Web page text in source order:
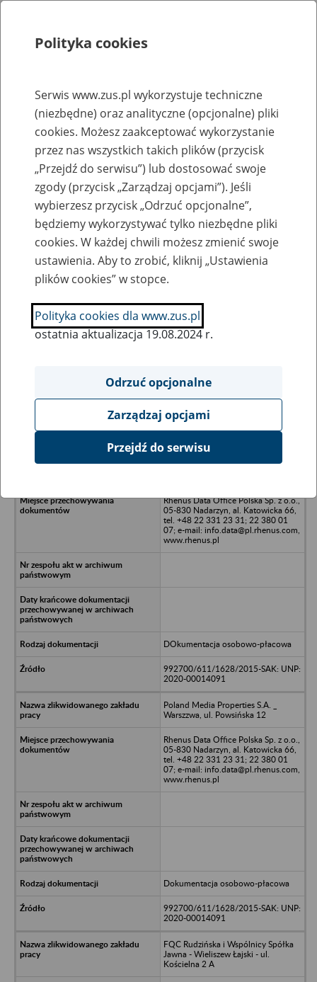
Rejestry, ewidencje i archiwa
Baza zlikwidowanych lub
przekształconych zakładów pracy
Nazwa zakładu pracy:
SZUKAJ
Ukryj wszystkie pozycje bazy
Monitex Sp. z o.o. - Kraków, ul.
Rhenus Data Office Polska Sp. z o.o.,
05-830 Nadarzyn, al. Katowicka 66,
tel. +48 22 331 23 31; 22 380 01
07; e-mail: info.data@pl.rhenus.com,
www.rhenus.pl
DOkumentacja osobowo-płacowa
992700/611/1628/2015-SAK: UNP:
2020-00014091
Poland Media Properties S.A. _
Warszzwa, ul. Powsińska 12
Rhenus Data Office Polska Sp. z o.o.,
05-830 Nadarzyn, al. Katowicka 66,
tel. +48 22 331 23 31; 22 380 01
07; e-mail: info.data@pl.rhenus.com,
www.rhenus.pl
Dokumentacja osobowo-płacowa
992700/611/1628/2015-SAK: UNP:
2020-00014091
FQC Rudzińska i Wspólnicy Spółka
Jawna - Wieliszew Łajski - ul.
Kościelna 2 A
Polityka cookies
Serwis www.zus.pl wykorzystuje techniczne
(niezbędne) oraz analityczne (opcjonalne) pliki
cookies. Możesz zaakceptować wykorzystanie
przez nas wszystkich takich plików (przycisk
„Przejdź do serwisu”) lub dostosować swoje
zgody (przycisk „Zarządzaj opcjami”). Jeśli
wybierzesz przycisk „Odrzuć opcjonalne”,
będziemy wykorzystywać tylko niezbędne pliki
cookies. W każdej chwili możesz zmienić swoje
ustawienia. Aby to zrobić, kliknij „Ustawienia
plików cookies” w stopce.
Polityka cookies dla www.zus.pl
ostatnia aktualizacja 19.08.2024 r.
Odrzuć opcjonalne
Zarządzaj opcjami
Przejdź do serwisu